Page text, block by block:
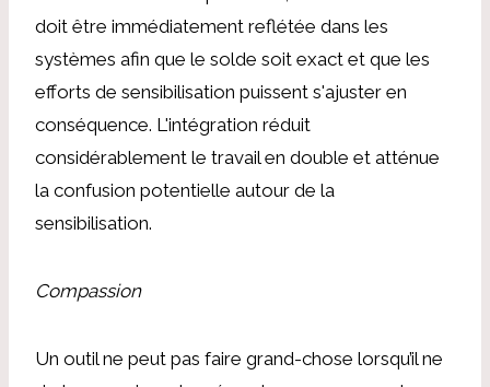
doit être immédiatement reflétée dans les
systèmes afin que le solde soit exact et que les
efforts de sensibilisation puissent s'ajuster en
conséquence. L'intégration réduit
considérablement le travail en double et atténue
la confusion potentielle autour de la
sensibilisation.
Compassion
Un outil ne peut pas faire grand-chose lorsqu’il ne